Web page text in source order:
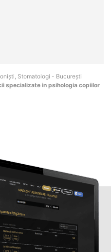
Stomatologi - Bucureşti
specializate in psihologia copiilor